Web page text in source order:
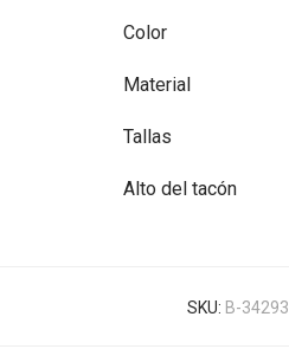
Color
Material
Tallas
Alto del tacón
SKU: B-34293